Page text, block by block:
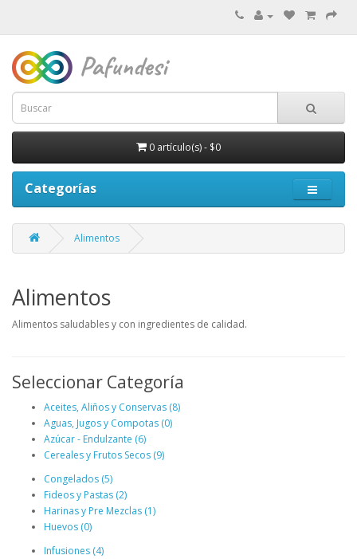
0 artículo(s) - $0
Categorías
Alimentos
Alimentos
Alimentos saludables y con ingredientes de calidad.
Seleccionar Categoría
Aceites, Aliños y Conservas (8)
Aguas, Jugos y Compotas (0)
Azúcar - Endulzante (6)
Cereales y Frutos Secos (9)
Congelados (5)
Fideos y Pastas (2)
Harinas y Pre Mezclas (1)
Huevos (0)
Infusiones (4)